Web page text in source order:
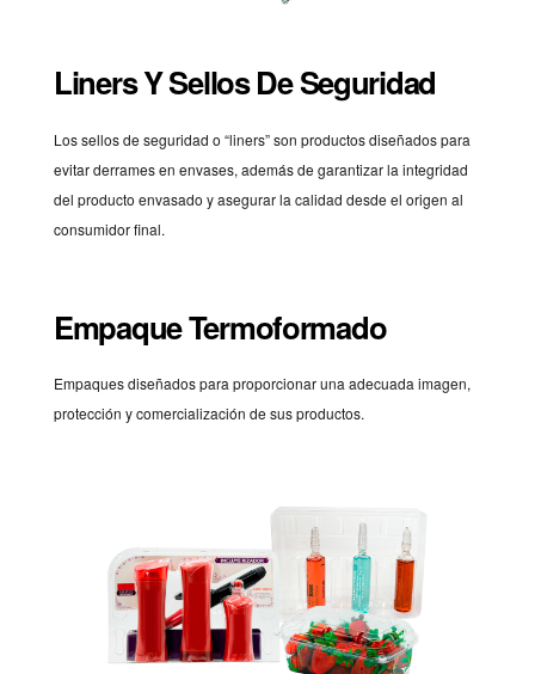
Liners Y Sellos De Seguridad
Los sellos de seguridad o “liners” son productos diseñados para
evitar derrames en envases, además de garantizar la integridad
del producto envasado y asegurar la calidad desde el origen al
consumidor final.
Empaque Termoformado
Empaques diseñados para proporcionar una adecuada imagen,
protección y comercialización de sus productos.